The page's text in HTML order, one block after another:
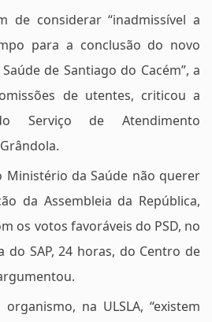
de considerar “inadmissível a
para a conclusão do novo
de Santiago do Cacém”, a
de utentes, criticou a
Serviço de Atendimento
Ministério da Saúde não querer
da Assembleia da República,
os votos favoráveis do PSD, no
SAP, 24 horas, do Centro de
na ULSLA, “existem